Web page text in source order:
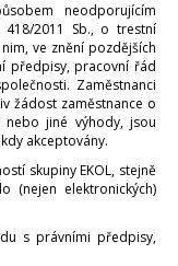
neodporujícím
2011 Sb., o trestní
ve znění pozdějších
předpisy, pracovní řád
Zaměstnanci
žádost zaměstnance o
jiné výhody, jsou
akceptovány.
skupiny EKOL, stejně
(nejen elektronických)
s právními předpisy,